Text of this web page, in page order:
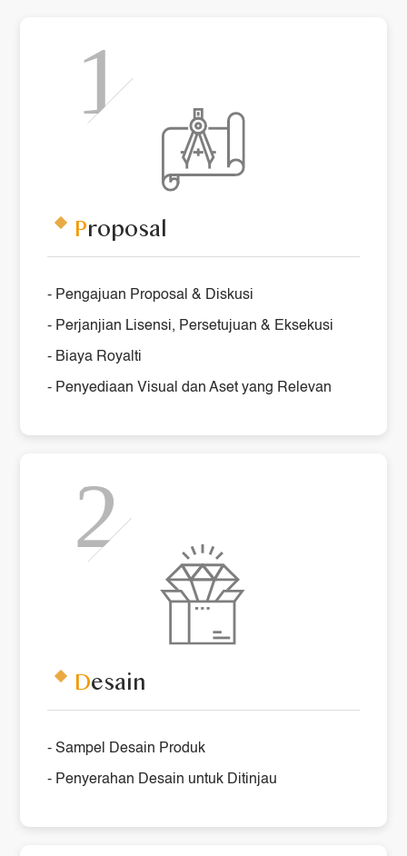
Proposal
- Pengajuan Proposal & Diskusi
- Perjanjian Lisensi, Persetujuan & Eksekusi
- Biaya Royalti
- Penyediaan Visual dan Aset yang Relevan
Desain
- Sampel Desain Produk
- Penyerahan Desain untuk Ditinjau